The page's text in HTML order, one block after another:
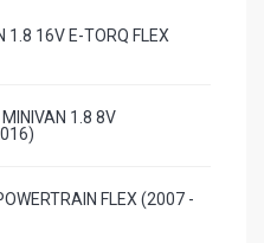
1.8 16V E-TORQ FLEX
1.8 8V
FLEX (2007 -